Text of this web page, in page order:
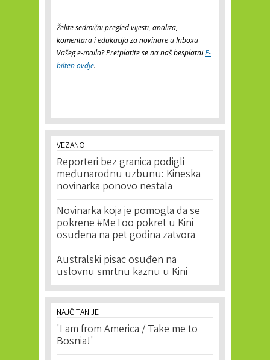
Želite sedmični pregled vijesti, analiza,
komentara i edukacija za novinare u Inboxu
Vašeg e-maila? Pretplatite se na naš besplatniE-
bilten ovdje.
VEZANO
Reporteri bez granica podigli
međunarodnu uzbunu: Kineska
novinarka ponovo nestala
Novinarka koja je pomogla da se
pokrene #MeToo pokret u Kini
osuđena na pet godina zatvora
Australski pisac osuđen na
uslovnu smrtnu kaznu u Kini
NAJČITANIJE
'I am from America / Take me to
Bosnia!'